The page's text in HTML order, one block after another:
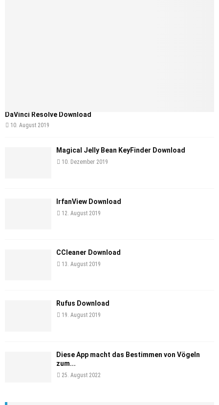
DaVinci Resolve Download
10. August 2019
Magical Jelly Bean KeyFinder Download
10. Dezember 2019
IrfanView Download
12. August 2019
CCleaner Download
13. August 2019
Rufus Download
19. August 2019
Diese App macht das Bestimmen von Vögeln
zum...
25. August 2022